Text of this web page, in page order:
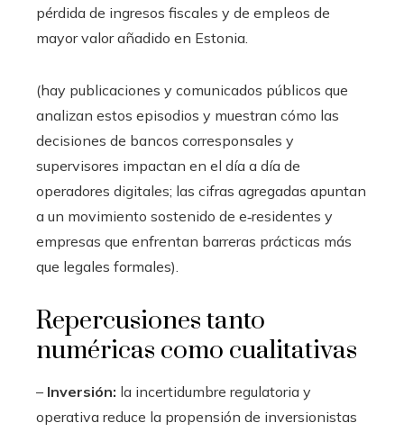
pérdida de ingresos fiscales y de empleos de
mayor valor añadido en Estonia.
(hay publicaciones y comunicados públicos que
analizan estos episodios y muestran cómo las
decisiones de bancos corresponsales y
supervisores impactan en el día a día de
operadores digitales; las cifras agregadas apuntan
a un movimiento sostenido de e‑residentes y
empresas que enfrentan barreras prácticas más
que legales formales).
Repercusiones tanto
numéricas como cualitativas
– Inversión: la incertidumbre regulatoria y
operativa reduce la propensión de inversionistas